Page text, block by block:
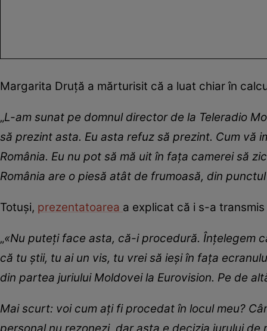
Margarita Druță a mărturisit că a luat chiar în
„L-am sunat pe domnul director de la Teleradio
să prezint asta. Eu asta refuz să prezint. Cum vă
România. Eu nu pot să mă uit în fața camerei să
România are o piesă atât de frumoasă, din
Totuși, prezentatoarea a explicat că i s-a
„«Nu puteți face asta, că-i procedură. Înțelegem
că tu știi, tu ai un vis, tu vrei să ieși în fața
din partea juriului Moldovei la Eurovision. Pe de
Mai scurt: voi cum ați fi procedat în locul meu?
personal nu rezonezi, dar asta e decizia jurului